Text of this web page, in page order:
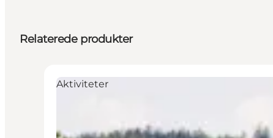
Relaterede produkter
Aktiviteter